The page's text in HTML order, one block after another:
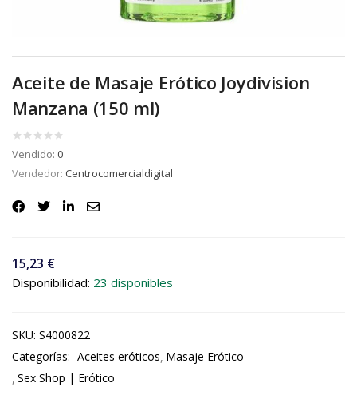
Aceite de Masaje Erótico Joydivision
Manzana (150 ml)
Vendido: 0
Vendedor: Centrocomercialdigital
15,23 €
Disponibilidad: 23 disponibles
SKU: S4000822
Categorías: Aceites eróticos Masaje Erótico
Sex Shop | Erótico